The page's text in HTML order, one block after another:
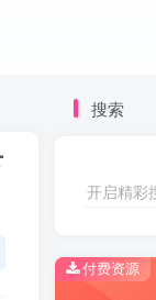
搜索
开启精彩
付费资源
开启精彩